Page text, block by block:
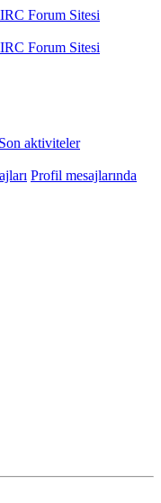
Son aktiviteler
Profil mesajlarında